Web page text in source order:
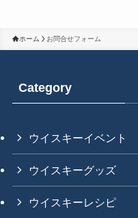
ホーム お問合せフォーム
Category
ウイスキーイベント
ウイスキーグッズ
ウイスキーレシピ